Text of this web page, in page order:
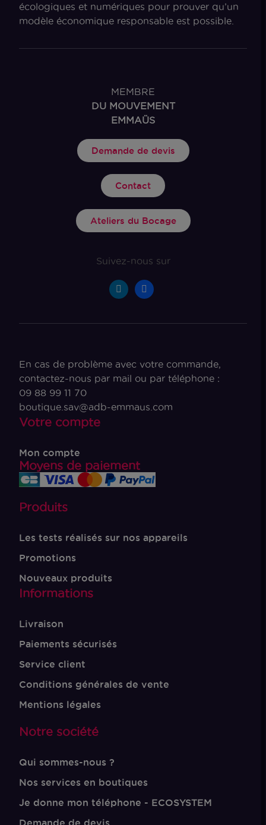
écologiques et numériques pour prouver qu’un
modèle économique responsable est possible.
MEMBRE
DU MOUVEMENT
EMMAÜS
Demande de devis
Contact
Ateliers du Bocage
Suivez-nous sur
En cas de problème avec votre commande,
contactez-nous par mail ou par téléphone :
09 88 99 11 70
boutique.sav@adb-emmaus.com
Votre compte
Mon compte
Moyens de paiement
Produits
Les tests réalisés sur nos appareils
Promotions
Nouveaux produits
Informations
Livraison
Paiements sécurisés
Service client
Conditions générales de vente
Mentions légales
Notre société
Qui sommes-nous ?
Nos services en boutiques
Je donne mon téléphone - ECOSYSTEM
Demande de devis